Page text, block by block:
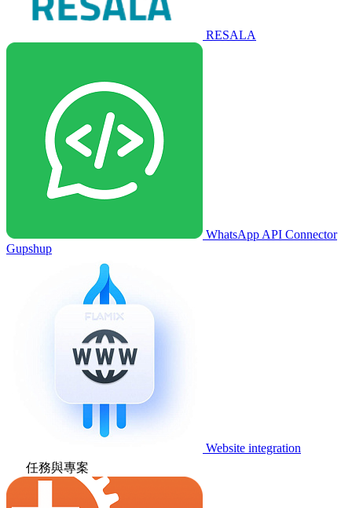
RESALA
WhatsApp API Connector
Gupshup
Website integration
任務與專案